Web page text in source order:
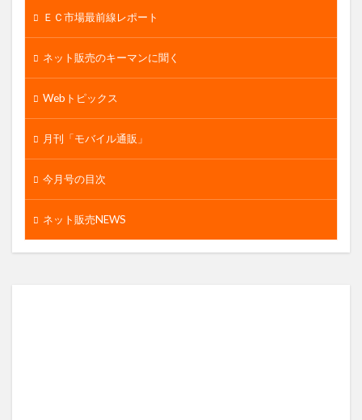
ＥＣ市場最前線レポート
ネット販売のキーマンに聞く
Webトピックス
月刊「モバイル通販」
今月号の目次
ネット販売NEWS